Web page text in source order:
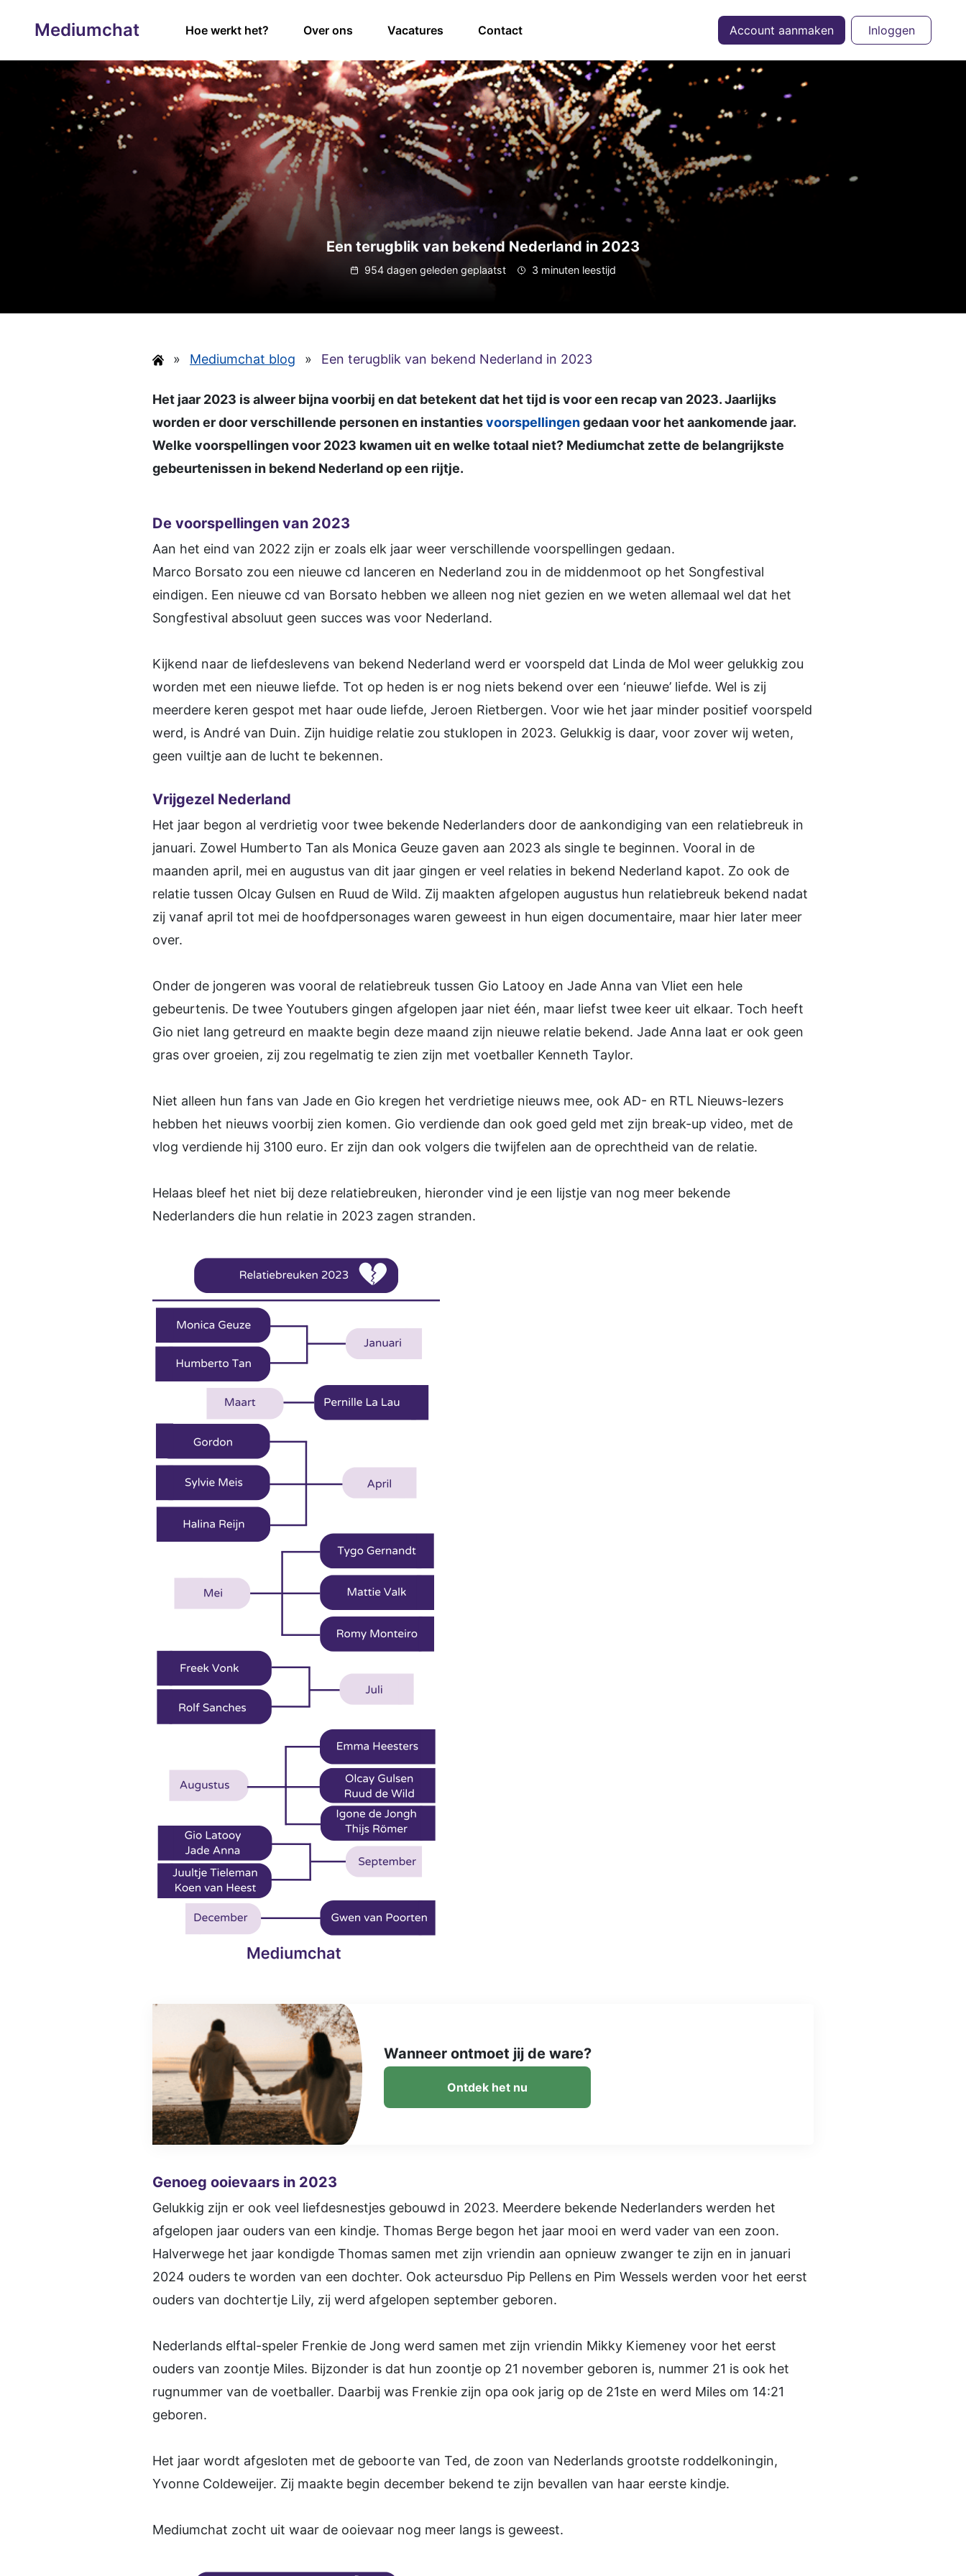
Mediumchat Hoe werkt het? Over ons Vacatures Contact Account aanmaken Inloggen
Een terugblik van bekend Nederland in 2023
954 dagen geleden geplaatst 3 minuten leestijd
» Mediumchat blog » Een terugblik van bekend Nederland in 2023
Het jaar 2023 is alweer bijna voorbij en dat betekent dat het tijd is voor een recap van 2023. Jaarlijks
worden er door verschillende personen en instantiesvoorspellingengedaan voor het aankomende jaar.
Welke voorspellingen voor 2023 kwamen uit en welke totaal niet? Mediumchat zette de belangrijkste
gebeurtenissen in bekend Nederland op een rijtje.
De voorspellingen van 2023
Aan het eind van 2022 zijn er zoals elk jaar weer verschillende voorspellingen gedaan.
Marco Borsato zou een nieuwe cd lanceren en Nederland zou in de middenmoot op het Songfestival
eindigen. Een nieuwe cd van Borsato hebben we alleen nog niet gezien en we weten allemaal wel dat het
Songfestival absoluut geen succes was voor Nederland.
Kijkend naar de liefdeslevens van bekend Nederland werd er voorspeld dat Linda de Mol weer gelukkig zou
worden met een nieuwe liefde. Tot op heden is er nog niets bekend over een ‘nieuwe’ liefde. Wel is zij
meerdere keren gespot met haar oude liefde, Jeroen Rietbergen. Voor wie het jaar minder positief voorspeld
werd, is André van Duin. Zijn huidige relatie zou stuklopen in 2023. Gelukkig is daar, voor zover wij weten,
geen vuiltje aan de lucht te bekennen.
Vrijgezel Nederland
Het jaar begon al verdrietig voor twee bekende Nederlanders door de aankondiging van een relatiebreuk in
januari. Zowel Humberto Tan als Monica Geuze gaven aan 2023 als single te beginnen. Vooral in de
maanden april, mei en augustus van dit jaar gingen er veel relaties in bekend Nederland kapot. Zo ook de
relatie tussen Olcay Gulsen en Ruud de Wild. Zij maakten afgelopen augustus hun relatiebreuk bekend nadat
zij vanaf april tot mei de hoofdpersonages waren geweest in hun eigen documentaire, maar hier later meer
over.
Onder de jongeren was vooral de relatiebreuk tussen Gio Latooy en Jade Anna van Vliet een hele
gebeurtenis. De twee Youtubers gingen afgelopen jaar niet één, maar liefst twee keer uit elkaar. Toch heeft
Gio niet lang getreurd en maakte begin deze maand zijn nieuwe relatie bekend. Jade Anna laat er ook geen
gras over groeien, zij zou regelmatig te zien zijn met voetballer Kenneth Taylor.
Niet alleen hun fans van Jade en Gio kregen het verdrietige nieuws mee, ook AD- en RTL Nieuws-lezers
hebben het nieuws voorbij zien komen. Gio verdiende dan ook goed geld met zijn break-up video, met de
vlog verdiende hij 3100 euro. Er zijn dan ook volgers die twijfelen aan de oprechtheid van de relatie.
Helaas bleef het niet bij deze relatiebreuken, hieronder vind je een lijstje van nog meer bekende
Nederlanders die hun relatie in 2023 zagen stranden.
Wanneer ontmoet jij de ware?
Ontdek het nu
Genoeg ooievaars in 2023
Gelukkig zijn er ook veel liefdesnestjes gebouwd in 2023. Meerdere bekende Nederlanders werden het
afgelopen jaar ouders van een kindje. Thomas Berge begon het jaar mooi en werd vader van een zoon.
Halverwege het jaar kondigde Thomas samen met zijn vriendin aan opnieuw zwanger te zijn en in januari
2024 ouders te worden van een dochter. Ook acteursduo Pip Pellens en Pim Wessels werden voor het eerst
ouders van dochtertje Lily, zij werd afgelopen september geboren.
Nederlands elftal-speler Frenkie de Jong werd samen met zijn vriendin Mikky Kiemeney voor het eerst
ouders van zoontje Miles. Bijzonder is dat hun zoontje op 21 november geboren is, nummer 21 is ook het
rugnummer van de voetballer. Daarbij was Frenkie zijn opa ook jarig op de 21ste en werd Miles om 14:21
geboren.
Het jaar wordt afgesloten met de geboorte van Ted, de zoon van Nederlands grootste roddelkoningin,
Yvonne Coldeweijer. Zij maakte begin december bekend te zijn bevallen van haar eerste kindje.
Mediumchat zocht uit waar de ooievaar nog meer langs is geweest.